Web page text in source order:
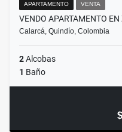
APARTAMENTO VENTA
VENDO APARTAMENTO
Calarcá, Quindío, Colombia
2Alcobas
1 Baño